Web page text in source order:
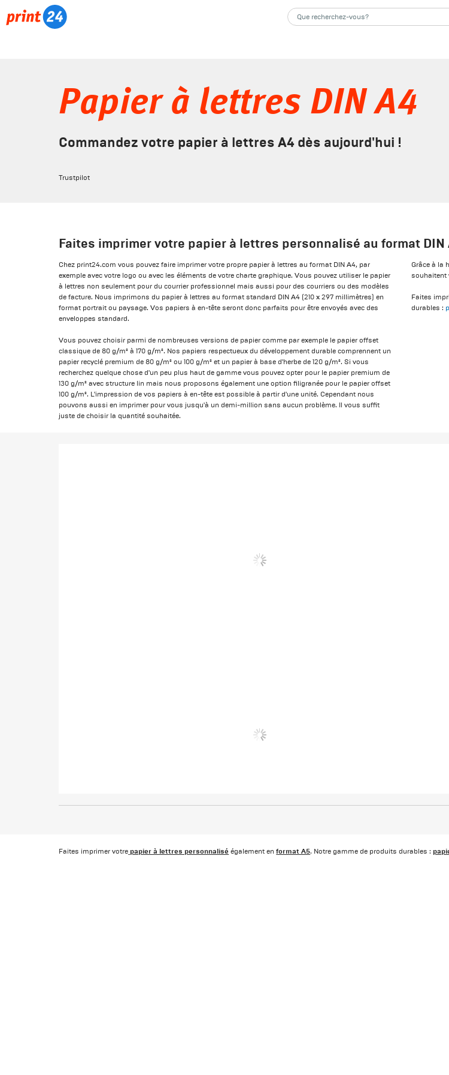
Papier à lettres DIN A4
Commandez votre papier à lettres A4 dès aujourd'hui !
Trustpilot
Faites imprimer votre papier à lettres personnalisé au format DIN
Chez print24.com vous pouvez faire imprimer votre propre papier à lettres au format DIN A4, par
exemple avec votre logo ou avec les éléments de votre charte graphique. Vous pouvez utiliser le papier
à lettres non seulement pour du courrier professionnel mais aussi pour des courriers ou des modèles
de facture. Nous imprimons du papier à lettres au format standard DIN A4 (210 x 297 millimètres) en
format portrait ou paysage. Vos papiers à en-tête seront donc parfaits pour être envoyés avec des
enveloppes standard.
Vous pouvez choisir parmi de nombreuses versions de papier comme par exemple le papier offset
classique de 80 g/m² à 170 g/m². Nos papiers respectueux du développement durable comprennent un
papier recyclé premium de 80 g/m² ou 100 g/m² et un papier à base d'herbe de 120 g/m². Si vous
recherchez quelque chose d'un peu plus haut de gamme vous pouvez opter pour le papier premium de
130 g/m² avec structure lin mais nous proposons également une option filigranée pour le papier offset
100 g/m². L'impression de vos papiers à en-tête est possible à partir d'une unité. Cependant nous
pouvons aussi en imprimer pour vous jusqu'à un demi-million sans aucun problème. Il vous suffit
juste de choisir la quantité souhaitée.
Grâce à la
souhaitent
Faites
durables :
Faites imprimer votre papier à lettres personnalisé également enformat A5. Notre gamme de produits durables :